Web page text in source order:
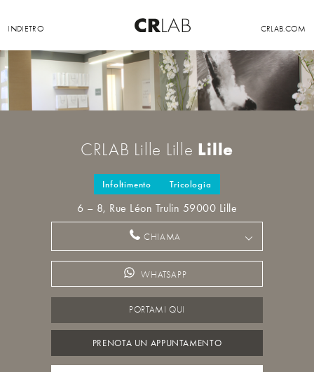
INDIETRO CRLAB.COM
CRLAB Lille Lille Lille
Infoltimento Tricologia
6 – 8, Rue Léon Trulin 59000 Lille
CHIAMA
WHATSAPP
PORTAMI QUI
PRENOTA UN APPUNTAMENTO